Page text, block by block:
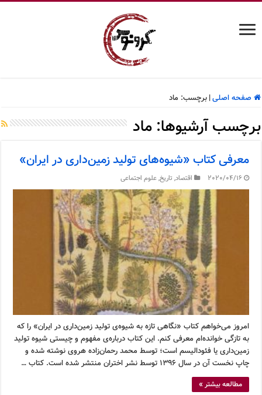
صفحه اصلی| برچسب: ماد
برچسب آرشیوها:ماد
معرفی کتاب «شیوه‌های تولید زمین‌داری در ایران»
2020/04/16 اقتصاد, تاریخ,علوم اجتماعی
امروز می‌خواهم کتاب «نگاهی تازه به شیوه‌ی تولید زمین‌داری در ایران» را که
به تازگی خوانده‌ام معرفی کنم. این کتاب درباره‌ی مفهوم و چیستی شیوه تولید
زمین‌داری یا فئودالیسم است؛ توسط محمد رحمان‌زاده هروی نوشته شده و
چاپ نخست آن در سال ۱۳۹۶ توسط نشر اختران منتشر شده است. کتاب …
مطالعه بیشتر »